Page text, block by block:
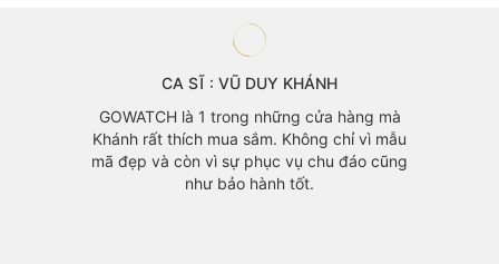
CA SĨ : VŨ DUY KHÁNH
GOWATCH là 1 trong những cửa hàng mà
Khánh rất thích mua sắm. Không chỉ vì mẫu
mã đẹp và còn vì sự phục vụ chu đáo cũng
như bảo hành tốt.